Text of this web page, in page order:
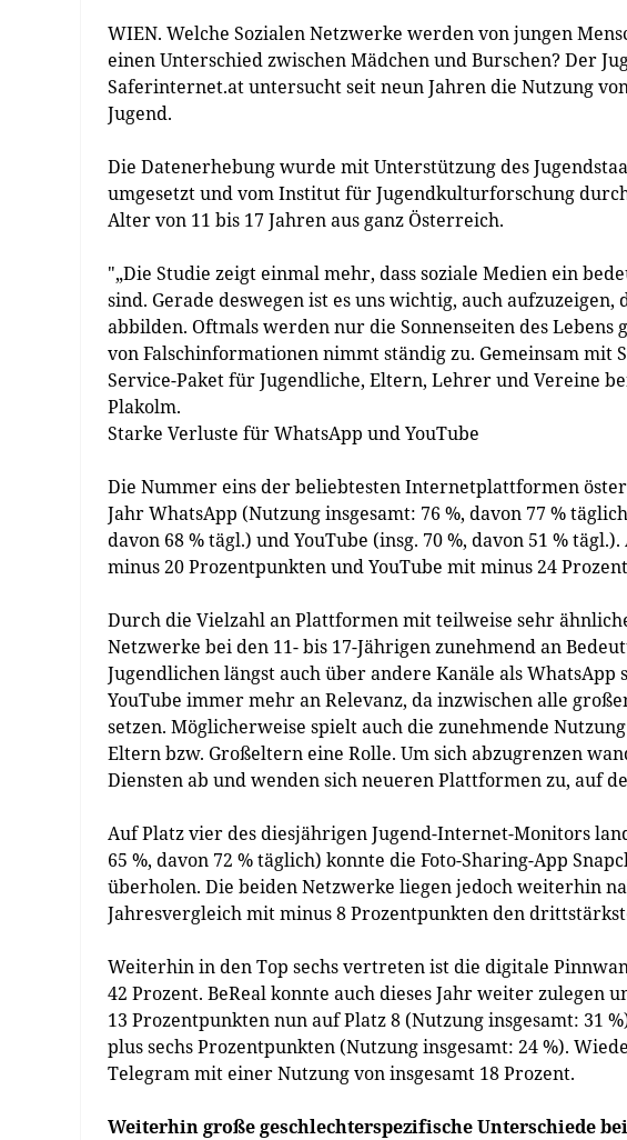
WIEN. Welche Sozialen Netzwerke werden von jungen
einen Unterschied zwischen Mädchen und Burschen? Der
Saferinternet.at untersucht seit neun Jahren die Nutzung
Jugend.
Die Datenerhebung wurde mit Unterstützung des
umgesetzt und vom Institut für Jugendkulturforschung
Alter von 11 bis 17 Jahren aus ganz Österreich.
"„Die Studie zeigt einmal mehr, dass soziale Medien ein
sind. Gerade deswegen ist es uns wichtig, auch
abbilden. Oftmals werden nur die Sonnenseiten des
von Falschinformationen nimmt ständig zu. Gemeinsam
Service-Paket für Jugendliche, Eltern, Lehrer und Vereine
Plakolm.
Starke Verluste für WhatsApp und YouTube
Die Nummer eins der beliebtesten Internetplattformen
Jahr WhatsApp (Nutzung insgesamt: 76 %, davon 77 %
davon 68 % tägl.) und YouTube (insg. 70 %, davon 51 %
minus 20 Prozentpunkten und YouTube mit minus 24
Durch die Vielzahl an Plattformen mit teilweise sehr
Netzwerke bei den 11- bis 17-Jährigen zunehmend an
Jugendlichen längst auch über andere Kanäle als
YouTube immer mehr an Relevanz, da inzwischen alle
setzen. Möglicherweise spielt auch die zunehmende
Eltern bzw. Großeltern eine Rolle. Um sich abzugrenzen
Diensten ab und wenden sich neueren Plattformen zu, auf
Auf Platz vier des diesjährigen Jugend-Internet-Monitors
65 %, davon 72 % täglich) konnte die Foto-Sharing-App
überholen. Die beiden Netzwerke liegen jedoch weiterhin
Jahresvergleich mit minus 8 Prozentpunkten den
Weiterhin in den Top sechs vertreten ist die digitale
42 Prozent. BeReal konnte auch dieses Jahr weiter zulegen
13 Prozentpunkten nun auf Platz 8 (Nutzung insgesamt: 31
plus sechs Prozentpunkten (Nutzung insgesamt: 24 %).
Telegram mit einer Nutzung von insgesamt 18 Prozent.
Weiterhin große geschlechterspezifische Unterschiede